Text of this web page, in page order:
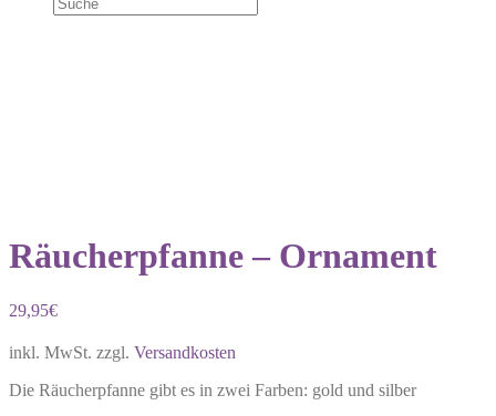
Räucherpfanne – Ornament
29,95€
inkl. MwSt. zzgl. Versandkosten
Die Räucherpfanne gibt es in zwei Farben: gold und silber